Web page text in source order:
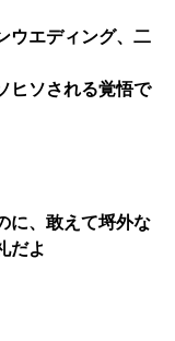
ウエディング、二
ヒソされる覚悟で
に、敢えて埒外な
だよ